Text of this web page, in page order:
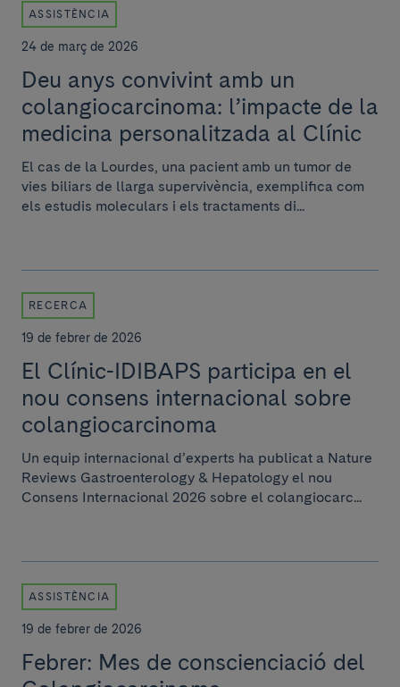
ASSISTÈNCIA
24 de març de 2026
Deu anys convivint amb un
colangiocarcinoma: l’impacte de la
medicina personalitzada al Clínic
El cas de la Lourdes, una pacient amb un tumor de
vies biliars de llarga supervivència, exemplifica com
els estudis moleculars i els tractaments di...
RECERCA
19 de febrer de 2026
El Clínic-IDIBAPS participa en el
nou consens internacional sobre
colangiocarcinoma
Un equip internacional d’experts ha publicat a Nature
Reviews Gastroenterology & Hepatology el nou
Consens Internacional 2026 sobre el colangiocarc...
ASSISTÈNCIA
19 de febrer de 2026
Febrer: Mes de conscienciació del